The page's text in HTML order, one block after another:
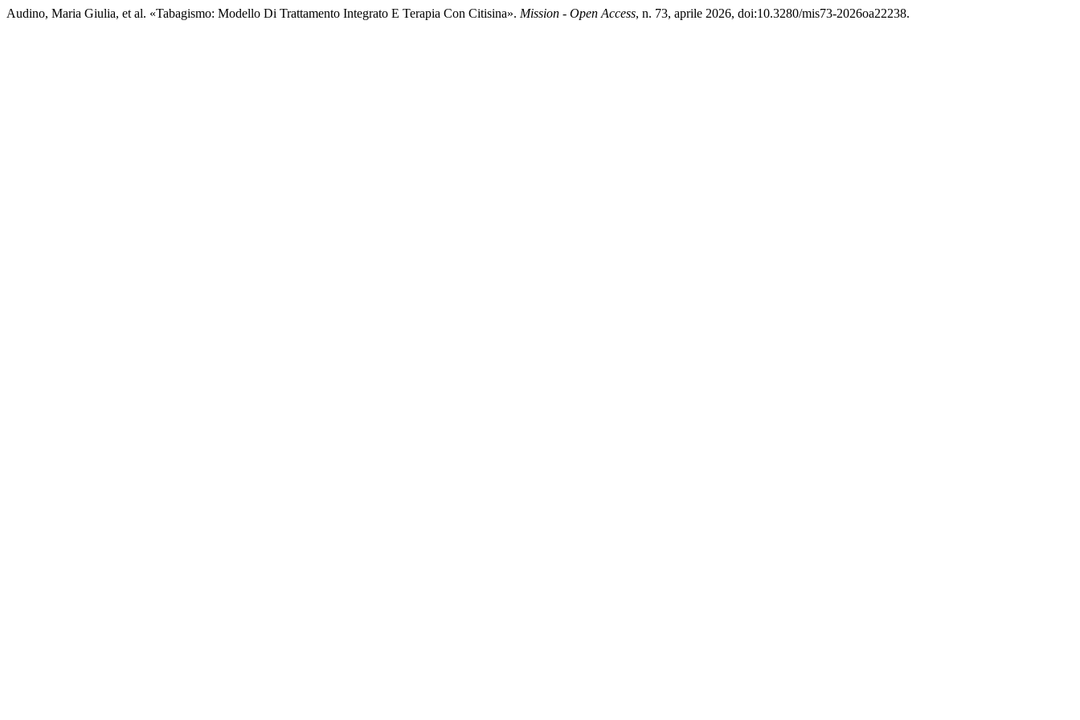
Audino, Maria Giulia, et al. «Tabagismo: Modello Di Trattamento Integrato E Terapia Con Citisina». Mission - Open Access, n. 73, aprile 2026, doi:10.3280/mis73-2026oa22238.